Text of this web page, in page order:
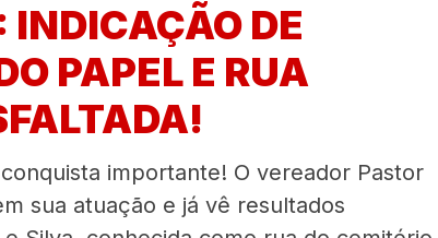
INDICAÇÃO DE
PAPEL E RUA
importante! O vereador Pastor
sua atuação e já vê resultados